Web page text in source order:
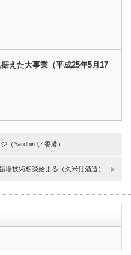
えた大事業（平成25年5月17
（Yardbird／香港）
場技術相談始まる（久米仙酒造）